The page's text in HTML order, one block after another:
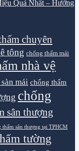
Quả Nhất – Hướng
chuyên
tông chống thấm mái
nhà vệ
mái chống thấm
chống
sân thượng
thấm sân thượng tại TPHCM
tường